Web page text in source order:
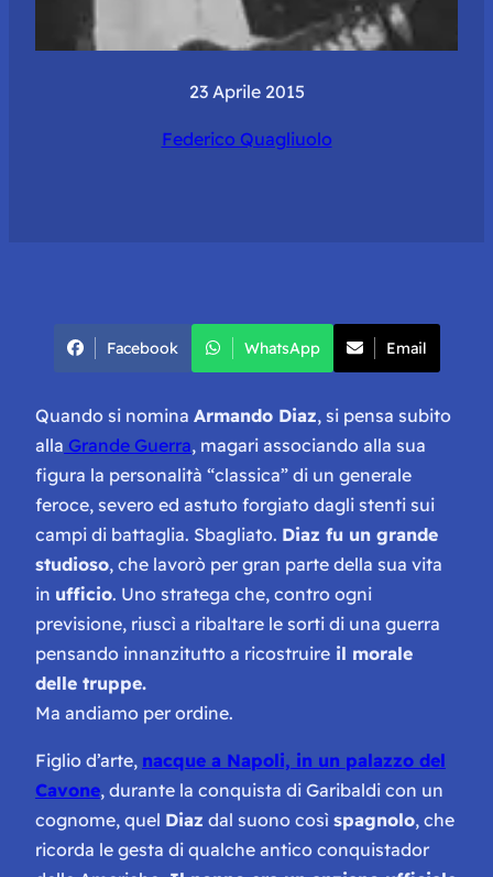
23 Aprile 2015
Federico Quagliuolo
Facebook WhatsApp Email
Quando si nomina Armando Diaz, si pensa subito
alla Grande Guerra, magari associando alla sua
figura la personalità “classica” di un generale
feroce, severo ed astuto forgiato dagli stenti sui
campi di battaglia. Sbagliato. Diaz fu un grande
studioso, che lavorò per gran parte della sua vita
in ufficio. Uno stratega che, contro ogni
previsione, riuscì a ribaltare le sorti di una guerra
pensando innanzitutto a ricostruire il morale
delle truppe.
Ma andiamo per ordine.
Figlio d’arte, nacque a Napoli, in un palazzo del
Cavone, durante la conquista di Garibaldi con un
cognome, quel Diaz dal suono così spagnolo, che
ricorda le gesta di qualche antico conquistador